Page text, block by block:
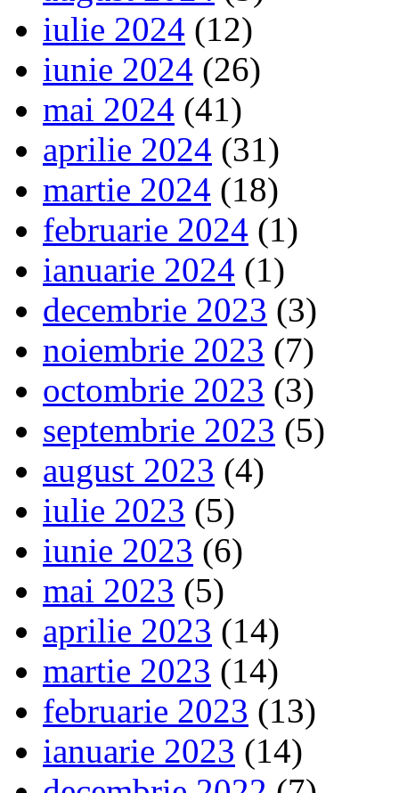
iulie 2024 (12)
iunie 2024 (26)
mai 2024 (41)
aprilie 2024 (31)
martie 2024 (18)
februarie 2024 (1)
ianuarie 2024 (1)
decembrie 2023 (3)
noiembrie 2023 (7)
octombrie 2023 (3)
septembrie 2023 (5)
august 2023 (4)
iulie 2023 (5)
iunie 2023 (6)
mai 2023 (5)
aprilie 2023 (14)
martie 2023 (14)
februarie 2023 (13)
ianuarie 2023 (14)